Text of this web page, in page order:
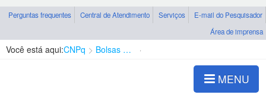
Perguntas frequentes Central de Atendimento Serviços
E-mail do Pesquisador
Área de imprensa
Você está aqui:CNPq Bolsas e Auxílios Vigentes
MENU